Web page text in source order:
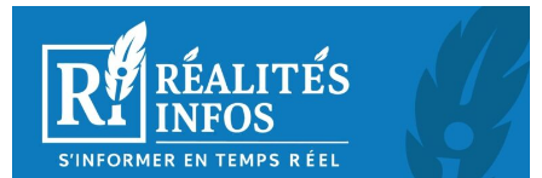
Skip
content